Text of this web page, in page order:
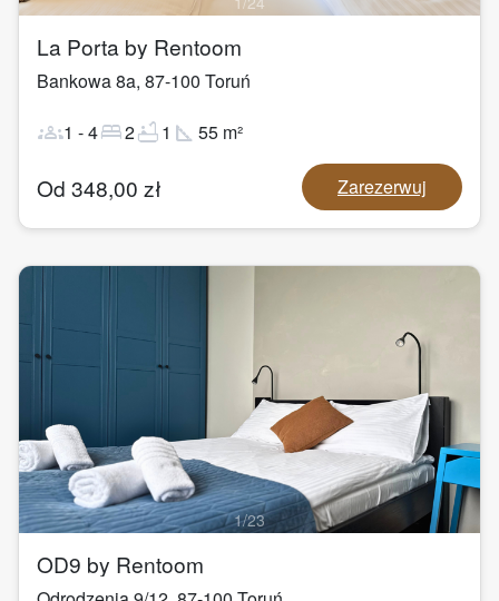
La Porta by Rentoom
Bankowa 8a, 87-100 Toruń
groups1 -4bed2bathtub1 square_foot 55 m²
Od 348,00 zł Zarezerwuj
1/23
OD9 by Rentoom